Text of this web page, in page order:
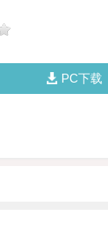
PC下载